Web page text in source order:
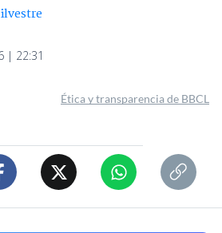
| 22:31
Ética y transparencia de BBCL